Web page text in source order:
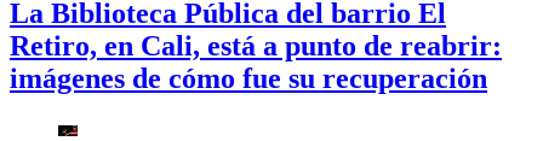
La Biblioteca Pública del barrio El
Retiro, en Cali, está a punto de reabrir:
imágenes de cómo fue su recuperación